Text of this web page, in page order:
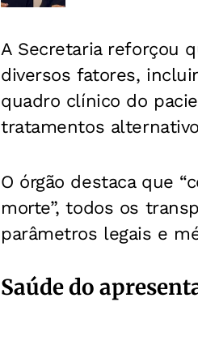
A Secretaria reforçou
diversos fatores,
quadro clínico do
tratamentos
O órgão destaca que
morte”, todos os
parâmetros legais e
Saúde do